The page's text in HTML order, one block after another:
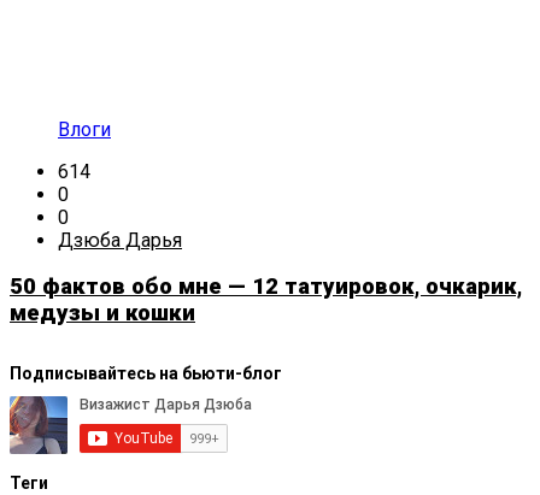
Влоги
614
0
0
Дзюба Дарья
50 фактов обо мне — 12 татуировок, очкарик,
медузы и кошки
Подписывайтесь на бьюти-блог
Теги